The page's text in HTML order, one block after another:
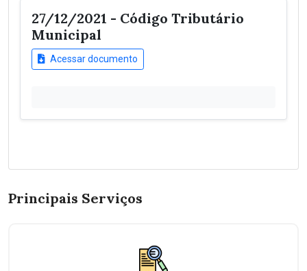
27/12/2021 - Código Tributário
Municipal
Acessar documento
Principais Serviços